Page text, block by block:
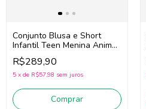
Conjunto Blusa e Short
Infantil Teen Menina Animé
N6040 (Off White/Azul)
R$289,90
5 x de R$57,98 sem juros
Comprar